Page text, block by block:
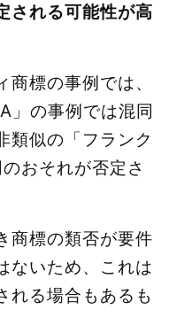
される可能性が高
標の事例では、
」の事例では混同
類似の「フランク
おそれが否定さ
商標の類否が要件
ないため、これは
れる場合もあるも